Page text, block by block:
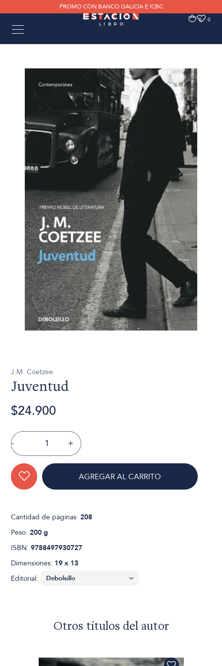
PROMO CON BANCO GALICIA E ICBC
0 0
J.M. Coetzee
Juventud
$24.900
- +
AGREGAR AL CARRITO
Cantidad de páginas:208
Peso:200 g
ISBN:9788497930727
Dimensiones: 19 x 13
Editorial:
Otros títulos del autor